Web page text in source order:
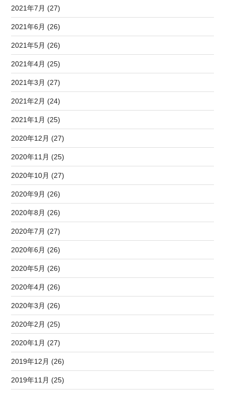
2021年7月 (27)
2021年6月 (26)
2021年5月 (26)
2021年4月 (25)
2021年3月 (27)
2021年2月 (24)
2021年1月 (25)
2020年12月 (27)
2020年11月 (25)
2020年10月 (27)
2020年9月 (26)
2020年8月 (26)
2020年7月 (27)
2020年6月 (26)
2020年5月 (26)
2020年4月 (26)
2020年3月 (26)
2020年2月 (25)
2020年1月 (27)
2019年12月 (26)
2019年11月 (25)